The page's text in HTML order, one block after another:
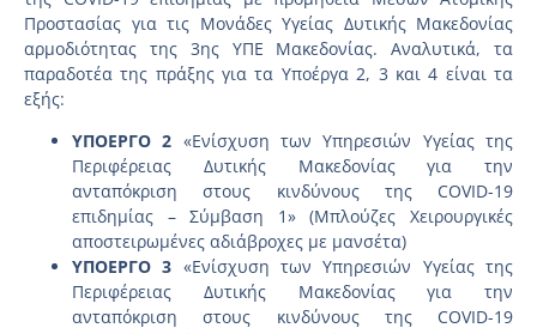
Προστασίας για τις Μονάδες Υγείας Δυτικής Μακεδονίας
αρμοδιότητας της 3ης ΥΠΕ Μακεδονίας. Αναλυτικά, τα
παραδοτέα της πράξης για τα Υποέργα 2, 3 και 4 είναι τα
εξής:
ΥΠΟΕΡΓΟ 2 «Ενίσχυση των Υπηρεσιών Υγείας της
Περιφέρειας Δυτικής Μακεδονίας για την
ανταπόκριση στους κινδύνους της COVID-19
επιδημίας – Σύμβαση 1» (Μπλούζες Χειρουργικές
αποστειρωμένες αδιάβροχες με μανσέτα)
ΥΠΟΕΡΓΟ 3 «Ενίσχυση των Υπηρεσιών Υγείας της
Περιφέρειας Δυτικής Μακεδονίας για την
ανταπόκριση στους κινδύνους της COVID-19